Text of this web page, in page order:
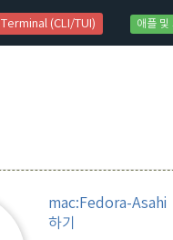
Terminal (CLI/TUI) 애플 및
mac:Fedora-Asahi
하기